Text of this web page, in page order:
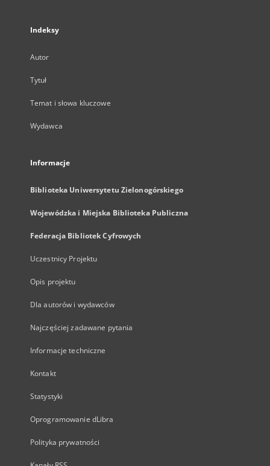
Indeksy
Autor
Tytuł
Temat i słowa kluczowe
Wydawca
Informacje
Biblioteka Uniwersytetu Zielonogórskiego
Wojewódzka i Miejska Biblioteka Publiczna
Federacja Bibliotek Cyfrowych
Uczestnicy Projektu
Opis projektu
Dla autorów i wydawców
Najczęściej zadawane pytania
Informacje techniczne
Kontakt
Statystyki
Oprogramowanie dLibra
Polityka prywatności